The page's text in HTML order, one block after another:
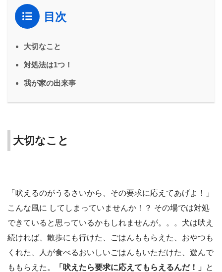
目次
大切なこと
対処法は1つ！
我が家の出来事
大切なこと
「吠えるのがうるさいから、その要求に応えてあげよ！」
こんな風に してしまっていませんか！？ その場では対処
できていると思っているかもしれませんが。。。犬は吠え
続ければ、散歩にも行けた、ごはんももらえた、おやつも
くれた、人が食べるおいしいごはんもいただけた、遊んで
ももらえた。
「吠えたら要求に応えてもらえるんだ！」 と